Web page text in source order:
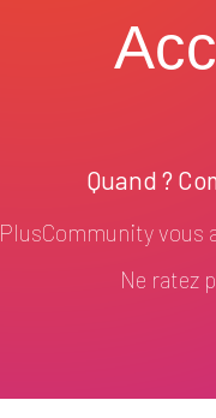
Quand ?
PlusCommunity vous
Ne ratez